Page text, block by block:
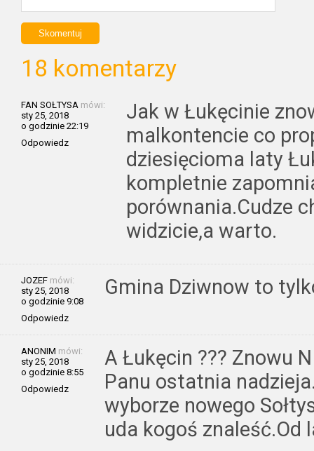
18 komentarzy
FAN SOŁTYSA mówi:
sty 25, 2018
o godzinie 22:19
Odpowiedz
Jak w Łukęcinie
malkontencie co
dziesięcioma laty
kompletnie
porównania.Cudze
widzicie,a warto.
JOZEF mówi:
sty 25, 2018
o godzinie 9:08
Odpowiedz
Gmina Dziwnow to
ANONIM mówi:
sty 25, 2018
o godzinie 8:55
Odpowiedz
A Łukęcin ??? Znowu
Panu ostatnia
wyborze nowego
uda kogoś znaleść.Od